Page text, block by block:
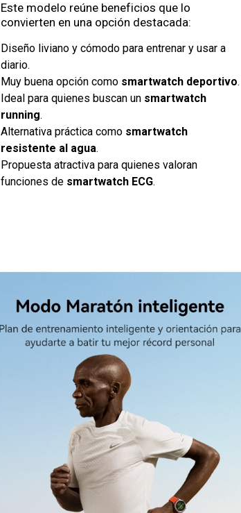
Este modelo reúne beneficios que lo
convierten en una opción destacada:
Diseño liviano y cómodo para entrenar y usar a
diario.
Muy buena opción como smartwatch deportivo.
Ideal para quienes buscan un smartwatch
running.
Alternativa práctica como smartwatch
resistente al agua.
Propuesta atractiva para quienes valoran
funciones de smartwatch ECG.